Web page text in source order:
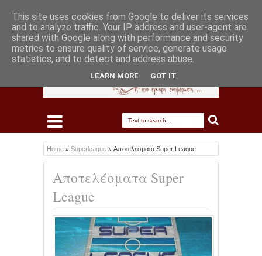
Home » Superleague » Αποτελέσματα Super League
Αποτελέσματα Super
League
This site uses cookies from Google to deliver its services
and to analyze traffic. Your IP address and user-agent are
shared with Google along with performance and security
metrics to ensure quality of service, generate usage
statistics, and to detect and address abuse.
LEARN MORE GOT IT